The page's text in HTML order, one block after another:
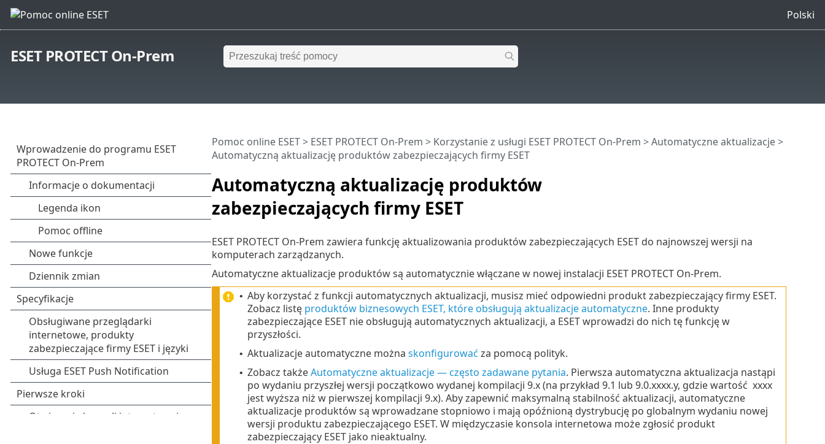
Polski
ESET PROTECT On-Prem
Automatyczną aktualizację produktów
zabezpieczających firmy ESET
Pomoc online ESET> ESET PROTECT On-Prem > Korzystanie z usługi ESET PROTECT On-Prem >Automatyczne aktualizacje>
Automatyczną aktualizację produktów zabezpieczających firmy ESET
ESET PROTECT On-Prem zawiera funkcję aktualizowania produktów zabezpieczających ESET do najnowszej wersji na
komputerach zarządzanych.
Automatyczne aktualizacje produktów są automatycznie włączane w nowej instalacji ESET PROTECT On-Prem.
• Aby korzystać z funkcji automatycznych aktualizacji, musisz mieć odpowiedni produkt zabezpieczający firmy ESET.
Zobacz listę produktów biznesowych ESET, które obsługują aktualizacje automatyczne. Inne produkty
zabezpieczające ESET nie obsługują automatycznych aktualizacji, a ESET wprowadzi do nich tę funkcję w
przyszłości.
• Aktualizacje automatyczne można skonfigurować za pomocą polityk.
• Zobacz takżeAutomatyczne aktualizacje — często zadawane pytania. Pierwsza automatyczna aktualizacja nastąpi
po wydaniu przyszłej wersji początkowo wydanej kompilacji 9.x (na przykład 9.1 lub 9.0.xxxx.y, gdzie wartość xxxx
jest wyższa niż w pierwszej kompilacji 9.x). Aby zapewnić maksymalną stabilność aktualizacji, automatyczne
aktualizacje produktów są wprowadzane stopniowo i mają opóźnioną dystrybucję po globalnym wydaniu nowej
wersji produktu zabezpieczającego ESET. W międzyczasie konsola internetowa może zgłosić produkt
zabezpieczający ESET jako nieaktualny.